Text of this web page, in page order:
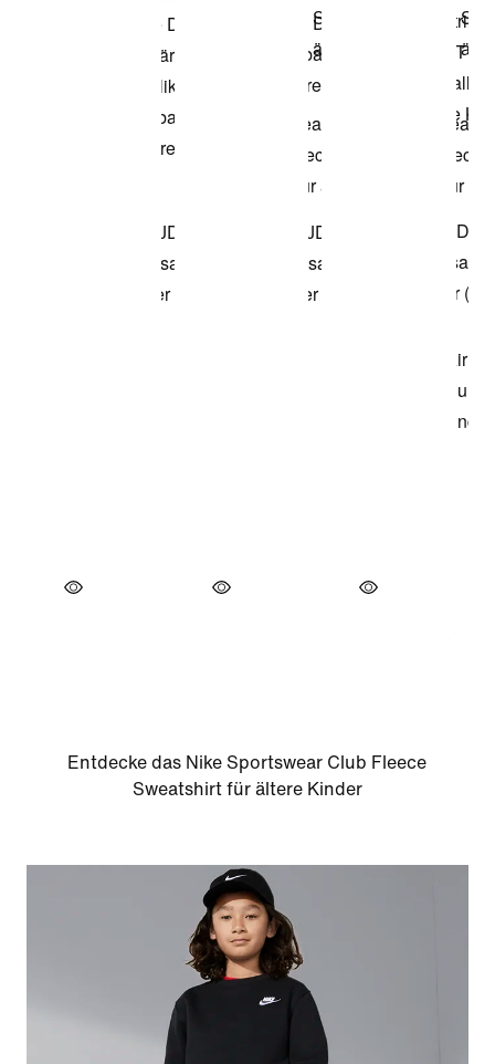
Entdecke das Nike Sportswear Club Fleece
Sweatshirt für ältere Kinder